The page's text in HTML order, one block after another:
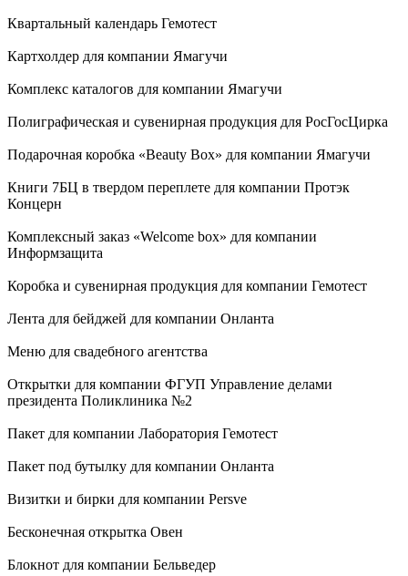
Квартальный календарь Гемотест
Картхолдер для компании Ямагучи
Комплекс каталогов для компании Ямагучи
Полиграфическая и сувенирная продукция для РосГосЦирка
Подарочная коробка «Beauty Box» для компании Ямагучи
Книги 7БЦ в твердом переплете для компании Протэк
Концерн
Комплексный заказ «Welcome box» для компании
Информзащита
Коробка и сувенирная продукция для компании Гемотест
Лента для бейджей для компании Онланта
Меню для свадебного агентства
Открытки для компании ФГУП Управление делами
президента Поликлиника №2
Пакет для компании Лаборатория Гемотест
Пакет под бутылку для компании Онланта
Визитки и бирки для компании Persve
Бесконечная открытка Овен
Блокнот для компании Бельведер